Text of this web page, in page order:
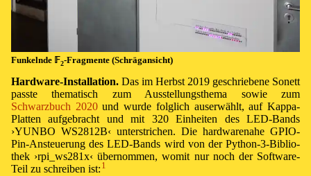
Fun­keln­de 𝔽2-Frag­men­te (Schräg­an­sicht)
Hard­ware-In­s­tal­la­ti­on. Das im Herbst 2019 ge­schrie­be­ne So­nett
pas­ste the­ma­tisch zum Aus­stel­lungs­the­ma so­wie zum
Schwarzbuch 2020und wur­de folg­lich aus­er­wählt, auf Kap­pa-
Plat­ten auf­ge­bracht und mit 320 Ein­hei­ten des LED-Bands
›⁠YUNBO WS2812B⁠‹ un­ter­stri­chen. Die hard­ware­na­he GPIO-
Pin-An­steuer­ung des LED-Bands wird von der Py­thon-3-Bib­lio­
thek ›⁠rpi_ws281x⁠‹ über­nom­men, wo­mit nur noch der Soft­ware-
Teil zu schrei­ben ist: ⁠ 1